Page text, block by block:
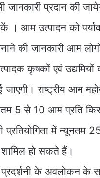
प्रदान की
आम उत्पादन को
की जानकारी आम
कृषकों एवं
राष्ट्रीय आम
5 से 10 आम प्रति
में न्यूनतम
हो सकते हैं।
के अवलोकन के